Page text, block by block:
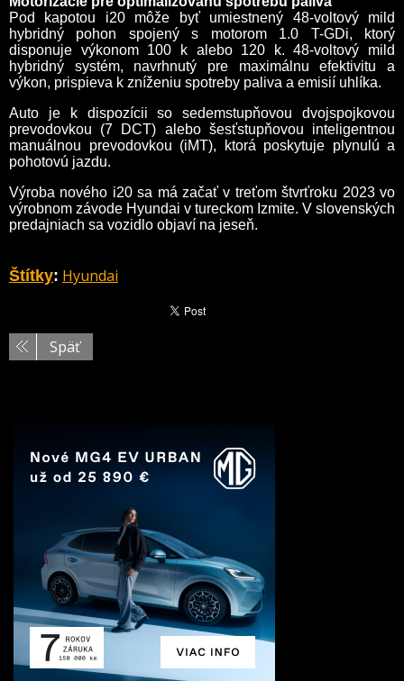
Pod kapotou i20 môže byť umiestnený 48-voltový mild
hybridný pohon spojený s motorom 1.0 T-GDi, ktorý
disponuje výkonom 100 k alebo 120 k. 48-voltový mild
hybridný systém, navrhnutý pre maximálnu efektivitu a
výkon, prispieva k zníženiu spotreby paliva a emisií uhlíka.
Auto je k dispozícii so sedemstupňovou dvojspojkovou
prevodovkou (7 DCT) alebo šesťstupňovou inteligentnou
manuálnou prevodovkou (iMT), ktorá poskytuje plynulú a
pohotovú jazdu.
Výroba nového i20 sa má začať v treťom štvrťroku 2023 vo
výrobnom závode Hyundai v tureckom Izmite. V slovenských
predajniach sa vozidlo objaví na jeseň.
Štítky: Hyundai
Späť